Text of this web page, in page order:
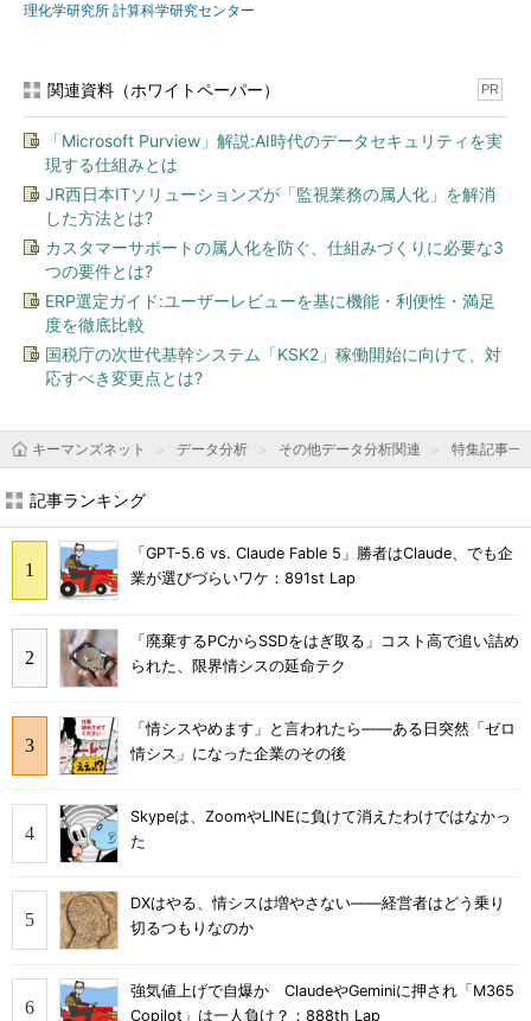
理化学研究所 計算科学研究センター
関連資料（ホワイトペーパー） PR
「Microsoft Purview」解説:AI時代のデータセキュリティを実
現する仕組みとは
JR西日本ITソリューションズが「監視業務の属人化」を解消
した方法とは?
カスタマーサポートの属人化を防ぐ、仕組みづくりに必要な3
つの要件とは?
ERP選定ガイド:ユーザーレビューを基に機能・利便性・満足
度を徹底比較
国税庁の次世代基幹システム「KSK2」稼働開始に向けて、対
応すべき変更点とは?
キーマンズネット データ分析 その他データ分析関連 特集記事一
記事ランキング
「GPT-5.6 vs. Claude Fable 5」勝者はClaude、でも企
業が選びづらいワケ：891st Lap
「廃棄するPCからSSDをはぎ取る」コスト高で追い詰め
られた、限界情シスの延命テク
「情シスやめます」と言われたら――ある日突然「ゼロ
情シス」になった企業のその後
Skypeは、ZoomやLINEに負けて消えたわけではなかっ
た
DXはやる、情シスは増やさない――経営者はどう乗り
切るつもりなのか
強気値上げで自爆か ClaudeやGeminiに押され「M365
Copilot」は一人負け？：888th Lap